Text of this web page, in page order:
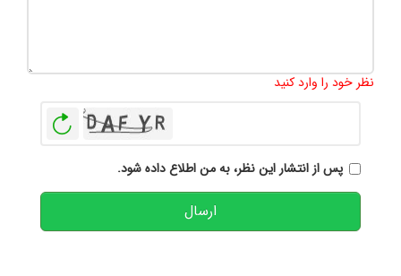
نظر خود را وارد کنید
پس از انتشار این نظر، به من اطلاع داده شود.
ارسال